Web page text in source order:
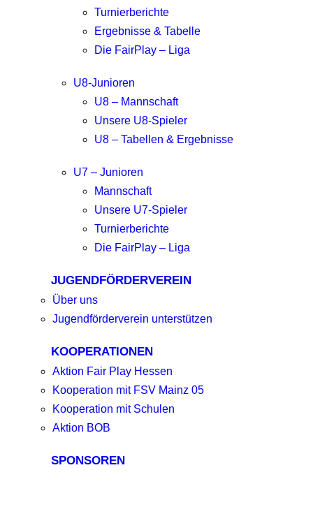
Turnierberichte
Ergebnisse & Tabelle
Die FairPlay – Liga
U8-Junioren
U8 – Mannschaft
Unsere U8-Spieler
U8 – Tabellen & Ergebnisse
U7 – Junioren
Mannschaft
Unsere U7-Spieler
Turnierberichte
Die FairPlay – Liga
JUGENDFÖRDERVEREIN
Über uns
Jugendförderverein unterstützen
KOOPERATIONEN
Aktion Fair Play Hessen
Kooperation mit FSV Mainz 05
Kooperation mit Schulen
Aktion BOB
SPONSOREN